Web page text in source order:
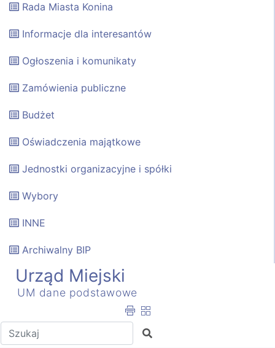
Rada Miasta Konina
Informacje dla interesantów
Ogłoszenia i komunikaty
Zamówienia publiczne
Budżet
Oświadczenia majątkowe
Jednostki organizacyjne i spółki
Wybory
INNE
Archiwalny BIP
Urząd Miejski
UM dane podstawowe
Wpisz tekst do wyszukania Szukaj